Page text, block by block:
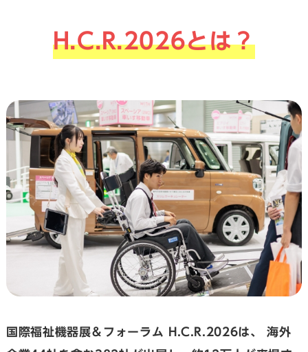
H.C.R.2026とは？
国際福祉機器展＆フォーラム H.C.R.2026は、
海外